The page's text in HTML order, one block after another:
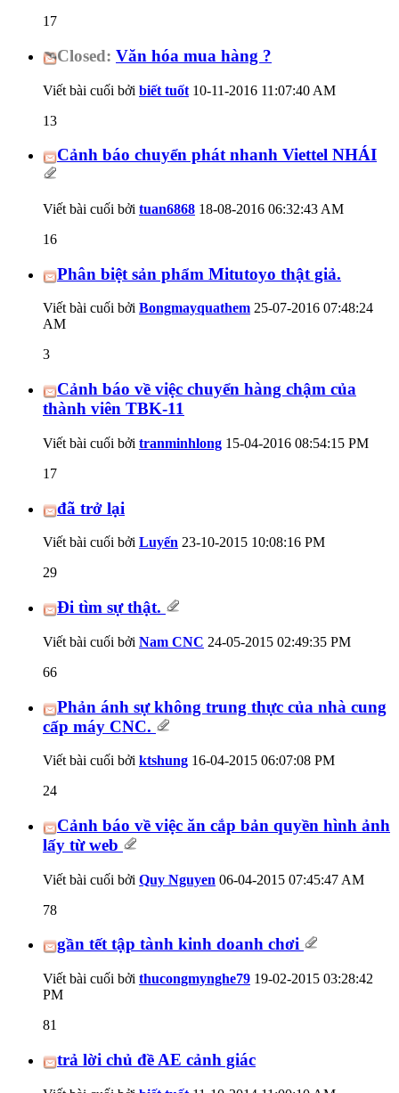
17
Closed: Văn hóa mua hàng ?
Viết bài cuối bởi biết tuốt 10-11-2016 11:07:40 AM
13
Cảnh báo chuyển phát nhanh Viettel NHÁI
Viết bài cuối bởi tuan6868 18-08-2016 06:32:43 AM
16
Phân biệt sản phẩm Mitutoyo thật giả.
Viết bài cuối bởi Bongmayquathem 25-07-2016 07:48:24
AM
3
Cảnh báo về việc chuyển hàng chậm của
thành viên TBK-11
Viết bài cuối bởi tranminhlong 15-04-2016 08:54:15 PM
17
đã trở lại
Viết bài cuối bởi Luyến 23-10-2015 10:08:16 PM
29
Đi tìm sự thật.
Viết bài cuối bởi Nam CNC 24-05-2015 02:49:35 PM
66
Phản ánh sự không trung thực của nhà cung
cấp máy CNC.
Viết bài cuối bởi ktshung 16-04-2015 06:07:08 PM
24
Cảnh báo về việc ăn cắp bản quyền hình ảnh
lấy từ web
Viết bài cuối bởi Quy Nguyen 06-04-2015 07:45:47 AM
78
gần tết tập tành kinh doanh chơi
Viết bài cuối bởi thucongmynghe79 19-02-2015 03:28:42
PM
81
trả lời chủ đề AE cảnh giác